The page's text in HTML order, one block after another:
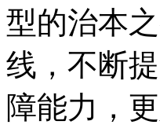
型的治本
线 ， 不断
障能力 ，